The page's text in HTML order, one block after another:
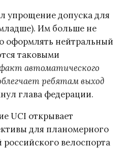
упрощение допуска для
Им больше не
оформлять нейтральный
таковыми
автоматического
ребятам выход
глава федерации.
UCI открывает
для планомерного
велоспорта